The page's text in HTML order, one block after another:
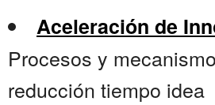
Aceleración de
Procesos y
reducción tiempo idea